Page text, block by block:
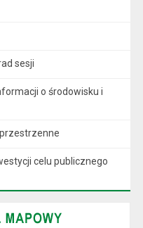
sesji
o środowisku i
celu publicznego